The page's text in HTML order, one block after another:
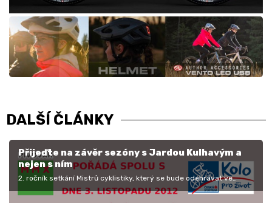
DALŠÍ ČLÁNKY
Přijeďte na závěr sezóny s Jardou Kulhavým a
nejen s ním
2. ročník setkání Mistrů cyklistiky, který se bude odehrávat ve
znamení vyjížďky a posezení v sobotu 3. listopadu v pivovaru MMX v